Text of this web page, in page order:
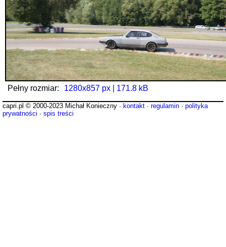
Pełny rozmiar: 1280x857 px | 171.8 kB
capri.pl © 2000-2023 Michał Konieczny · kontakt · regulamin · polityka
prywatności · spis treści